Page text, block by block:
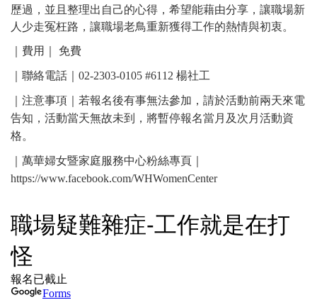
歷過，並且整理出自己的心得，希望能藉由分享，讓職場新
人少走冤枉路，讓職場老鳥重新獲得工作的熱情與初衷。
｜費用｜ 免費
｜聯絡電話｜02-2303-0105 #6112 楊社工 ​
｜注意事項｜若報名後有事無法參加，請於活動前兩天來電
告知，活動當天無故未到，將暫停報名當月及次月活動資
格。
｜萬華婦女暨家庭服務中心粉絲專頁｜
https://www.facebook.com/WHWomenCenter